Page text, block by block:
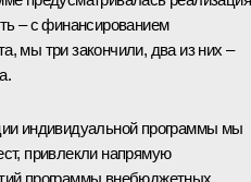
– с финансированием
мы три закончили, два из них –
индивидуальной программы мы
привлекли напрямую
программы внебюджетных